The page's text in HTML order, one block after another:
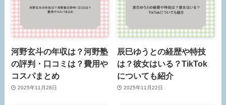
河野玄斗の年収は？河野塾
の評判・口コミは？費用や
コスパまとめ
2025年11月28日
辰巳ゆうとの経歴や特技
は？彼女はいる？TikTok
についても紹介
2025年11月22日